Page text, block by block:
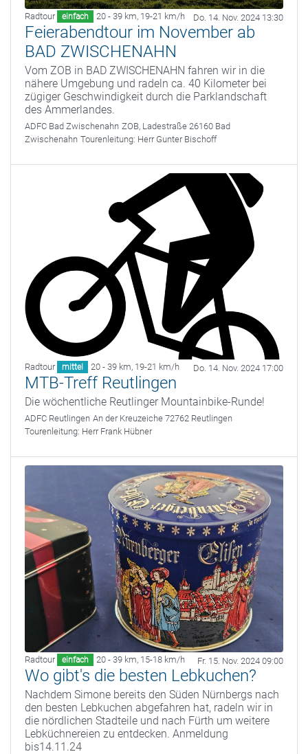
Radtour einfach 20 - 39 km, 19-21 km/h Do. 14. Nov. 2024 13:30
Feierabendtour im November ab
BAD ZWISCHENAHN
Vom ZOB in BAD ZWISCHENAHN fahren wir in die
nähere Umgebung und radeln ca. 40 Kilometer bei
zügiger Geschwindigkeit durch die Parklandschaft
des Ammerlandes.
ADFC Bad Zwischenahn ZOB, Ladestraße 26160 Bad
Zwischenahn Tourenleitung: Herr Gunter Bischoff
Radtour mittel 20 - 39 km, 19-21 km/h Do. 14. Nov. 2024 17:00
MTB-Treff Reutlingen
Die wöchentliche Reutlinger Mountainbike-Runde!
ADFC Reutlingen An der Kreuzeiche 72762 Reutlingen
Tourenleitung: Herr Frank Hübner
Radtour einfach 20 - 39 km, 15-18 km/h Fr. 15. Nov. 2024 09:00
Wo gibt's die besten Lebkuchen?
Nachdem Simone bereits den Süden Nürnbergs nach
den besten Lebkuchen abgefahren hat, radeln wir in
die nördlichen Stadteile und nach Fürth um weitere
Lebküchnereien zu entdecken. Anmeldung
bis14.11.24